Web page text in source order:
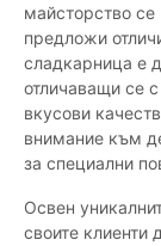
майсторство се
предложи
сладкарница е
отличаващи се
вкусови
внимание към
за специални
Освен
своите клиенти